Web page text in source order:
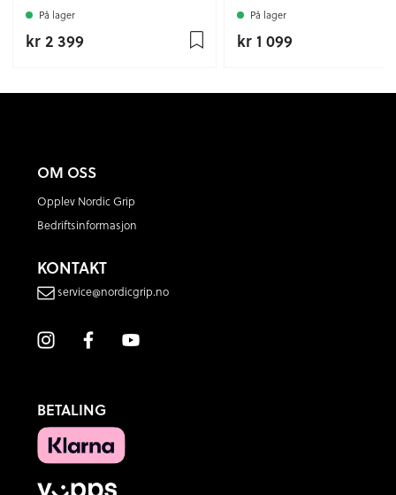
På lager
kr 2 399
På lager
kr 1 099
OM OSS
Opplev Nordic Grip
Bedriftsinformasjon
KONTAKT
service@nordicgrip.no
BETALING